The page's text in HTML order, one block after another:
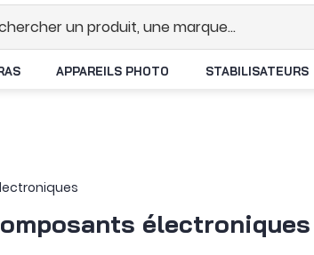
réel
APPAREILS PHOTO STABILISATEURS